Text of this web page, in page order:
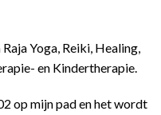
Yoga, Reiki, Healing,
en Kindertherapie.
op mijn pad en het wordt